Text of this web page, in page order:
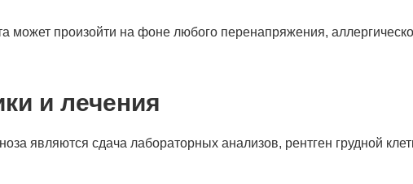
может произойти на фоне любого перенапряжения,
и лечения
являются сдача лабораторных анализов, рентген грудной